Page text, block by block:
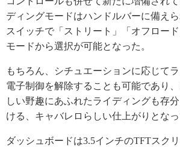
ディングモードはハンドルバーに備え
スイッチで「ストリート」「オフロー
モードから選択が可能となった。
もちろん、シチュエーションに応じて
電子制御を解除することも可能であり
しい野趣にあふれたライディングも存
ける、キャバレロらしい仕上がりとなっ
ダッシュボードは3.5インチのTFTスク